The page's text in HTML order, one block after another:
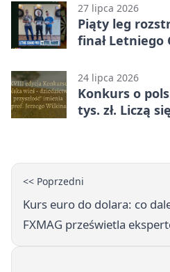
27 lipca 2026
Piąty leg
finał Letniego
24 lipca 2026
Konkurs o
tys. zł. Liczą
<< Poprzedni
Kurs euro do dolara: co
FXMAG prześwietla